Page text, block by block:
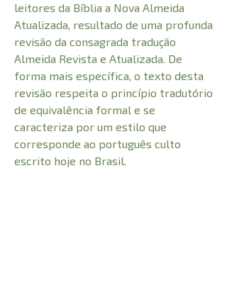
leitores da Bíblia a Nova Almeida
Atualizada, resultado de uma profunda
revisão da consagrada tradução
Almeida Revista e Atualizada. De
forma mais específica, o texto desta
revisão respeita o princípio tradutório
de equivalência formal e se
caracteriza por um estilo que
corresponde ao português culto
escrito hoje no Brasil.